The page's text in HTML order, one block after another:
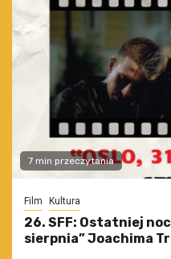
7 min przeczytania
Film Kultura
26. SFF: Ostatniej
sierpnia” Joachima